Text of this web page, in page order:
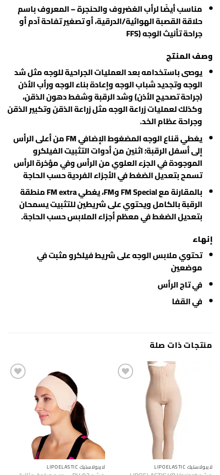
مناسب أيضًا لرأب الغضروف والحنجرة – المعروف باسم
حلاقة القصبة الهوائية/الدرقية، أو تصغير تفاحة آدم أو
جراحة تأنيث الوجه (FFS
وصف المنتج
يوصى باستخدامه بعد العمليات الجراحية للوجه مثل شد
الوجه وتجديد شباب الوجه وإعادة بناء الوجه ورأب الأذن
(جراحة تصحيح الأذن) وشد الرقبة وشفط دهون الذقن،
وكذلك لعمليات زراعة الوجه مثل زراعة الذقن وتكبير الذقن
وجراحة عظام الخد.
يغطي قناع الوجه المضغوط الإضافي FM من أعلى الرأس
إلى أسفل الرقبة؛ اثنين من أدوات التثبيت الفيلكرو
الموجودة في الجزء العلوي من الرأس وفي مؤخرة الرأس
تسمح بتعديل الضغط في الأجزاء الفردية حسب الحاجة
بالمقارنة مع FM Special وFM، يغطي FM extra منطقة
الرقبة بالكامل ويحتوي على شريطين للتثبيت يسمحان
بتعديل الضغط في معظم أجزاء الملابس حسب الحاجة.
إنهاء
تحتوي ملابس الوجه على شريط فيلكرو مثبت في
موضعين
في تاج الرأس
في القفا
منتجات ذات صلة
لايبولاستيك LIPOELASTIC لايبولاستيك LIPOELASTIC